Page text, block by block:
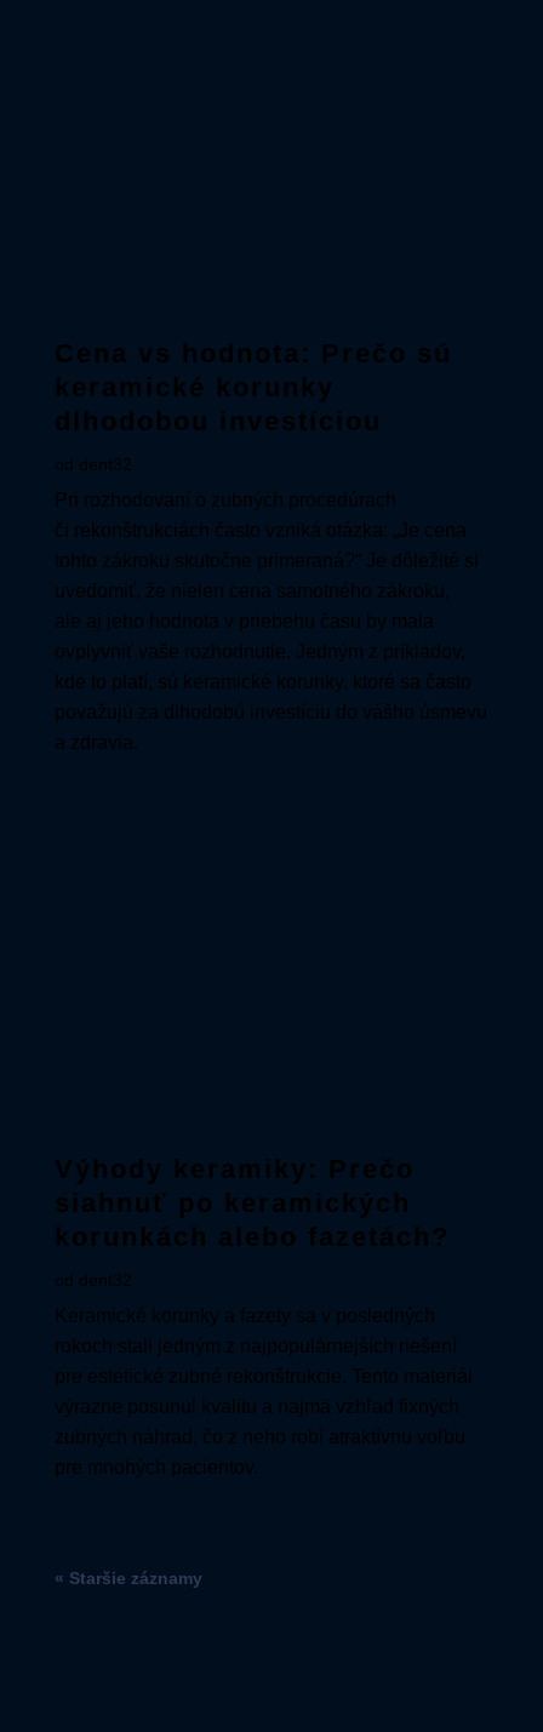
Cena vs hodnota: Prečo sú
keramické korunky
dlhodobou investíciou
od dent32
Pri rozhodovaní o zubných procedúrach
či rekonštrukciách často vzniká otázka: „Je cena
tohto zákroku skutočne primeraná?“ Je dôležité si
uvedomiť, že nielen cena samotného zákroku,
ale aj jeho hodnota v priebehu času by mala
ovplyvniť vaše rozhodnutie. Jedným z príkladov,
kde to platí, sú keramické korunky, ktoré sa často
považujú za dlhodobú investíciu do vášho úsmevu
a zdravia.
Výhody keramiky: Prečo
siahnuť po keramických
korunkách alebo fazetách?
od dent32
Keramické korunky a fazety sa v posledných
rokoch stali jedným z najpopulárnejších riešení
pre estetické zubné rekonštrukcie. Tento materiál
výrazne posunul kvalitu a najmä vzhľad fixných
zubných náhrad, čo z neho robí atraktívnu voľbu
pre mnohých pacientov.
« Staršie záznamy